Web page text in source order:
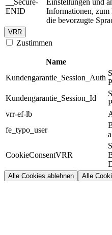
ENID
Informationen, zum
die bevorzugte
VRR
Zustimmen
Name
Kundengarantie_Session_Auth
Kundengarantie_Session_Id
vrr-ef-lb
fe_typo_user
CookieConsentVRR
Alle Cookies ablehnen Alle